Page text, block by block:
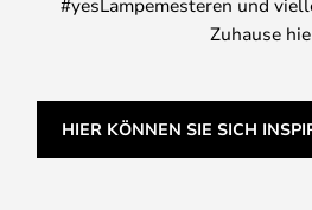
#yesLampemesteren und
Zuhause
HIER KÖNNEN SIE SICH